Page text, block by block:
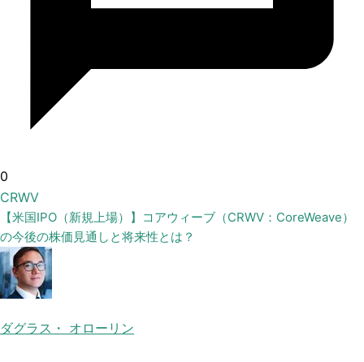
0
CRWV
【米国IPO（新規上場）】コアウィーブ（CRWV：CoreWeave）
の今後の株価見通しと将来性とは？
ダグラス・ オローリン